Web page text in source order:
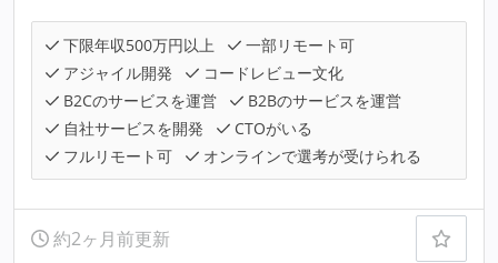
下限年収500万円以上
一部リモート可
アジャイル開発
コードレビュー文化
B2Cのサービスを運営
B2Bのサービスを運営
自社サービスを開発
CTOがいる
フルリモート可
オンラインで選考が受けられる
約2ヶ月前更新